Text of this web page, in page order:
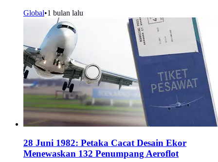
Global•1 bulan lalu
28 Juni 1982: Petaka Cacat Desain Ekor
Menewaskan 132 Penumpang Aeroflot